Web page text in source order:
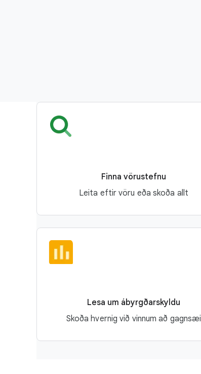
Finna vörustefnu
Leita eftir vöru eða skoða allt
Lesa um ábyrgðarskyldu
Skoða hvernig við vinnum að gagnsæi